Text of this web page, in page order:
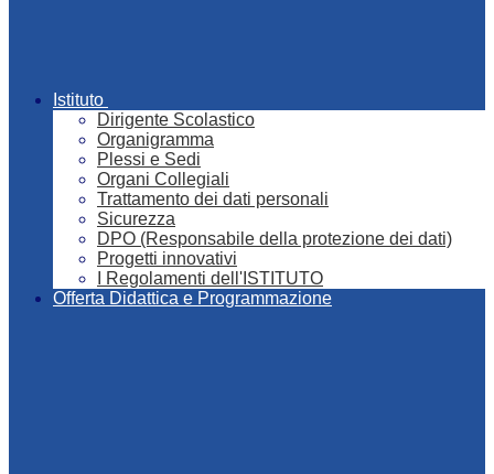
Istituto
Dirigente Scolastico
Organigramma
Plessi e Sedi
Organi Collegiali
Trattamento dei dati personali
Sicurezza
DPO (Responsabile della protezione dei dati)
Progetti innovativi
I Regolamenti dell'ISTITUTO
Offerta Didattica e Programmazione